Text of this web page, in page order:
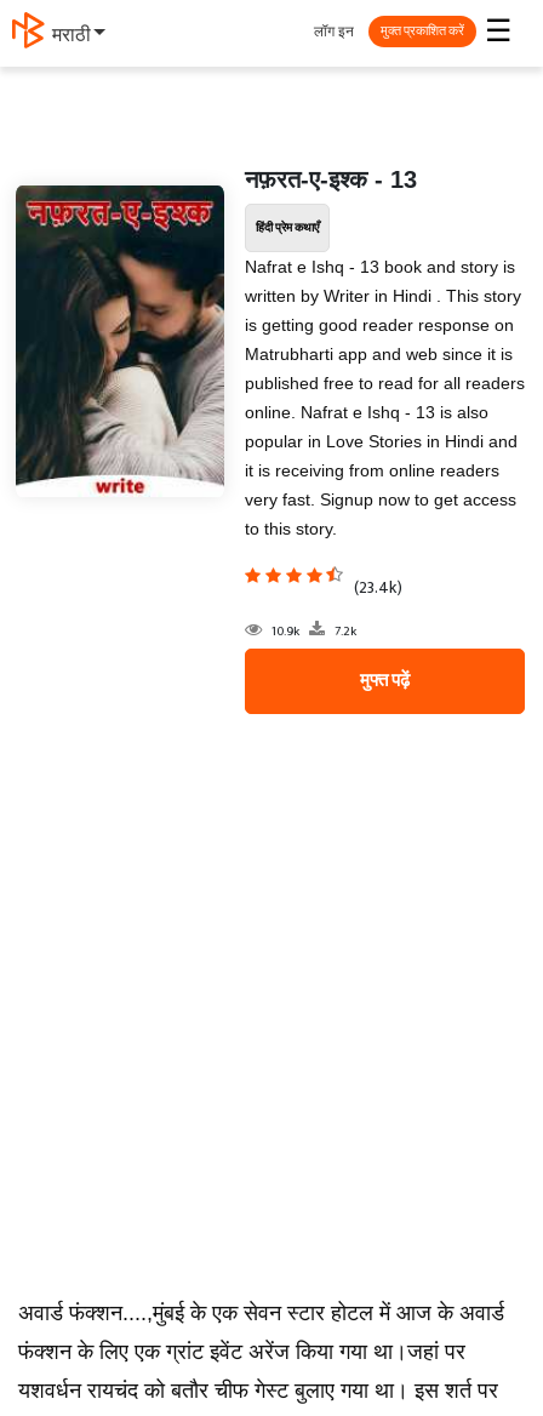
मराठी ☰
लॉग इन मुक्त प्रकाशित करें
नफ़रत-ए-इश्क - 13
हिंदी प्रेम कथाएँ
Nafrat e Ishq - 13 book and story is
written by Writer in Hindi . This story
is getting good reader response on
Matrubharti app and web since it is
published free to read for all readers
online. Nafrat e Ishq - 13 is also
popular in Love Stories in Hindi and
it is receiving from online readers
very fast. Signup now to get access
to this story.
(23.4k)
10.9k 7.2k
मुफ्त पढ़ें
अवार्ड फंक्शन....,मुंबई के एक सेवन स्टार होटल में आज के अवार्ड
फंक्शन के लिए एक ग्रांट इवेंट अरेंज किया गया था।जहां पर
यशवर्धन रायचंद को बतौर चीफ गेस्ट बुलाए गया था। इस शर्त पर